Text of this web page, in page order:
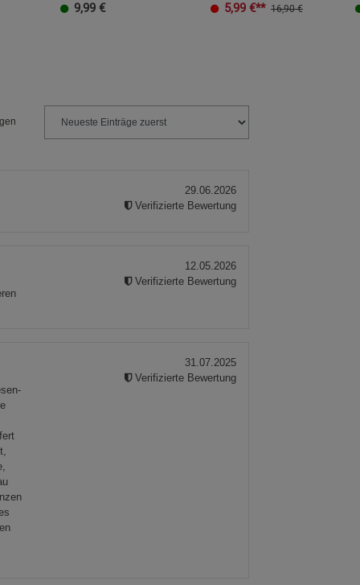
9,99 € 5,99 €** 16,90 €
29.06.2026
Verifizierte Bewertung
12.05.2026
Verifizierte Bewertung
31.07.2025
Verifizierte Bewertung